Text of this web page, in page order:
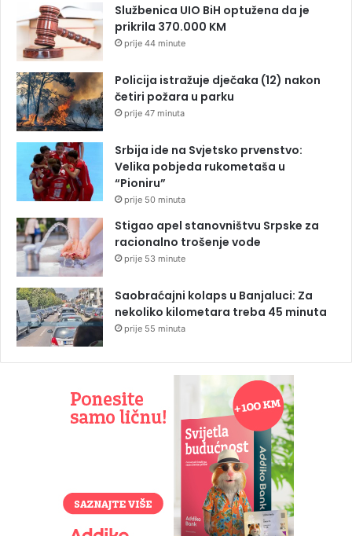
Službenica UIO BiH optužena da je
prikrila 370.000 KM
prije 44 minute
Policija istražuje dječaka (12) nakon
četiri požara u parku
prije 47 minuta
Srbija ide na Svjetsko prvenstvo:
Velika pobjeda rukometaša u
“Pioniru”
prije 50 minuta
Stigao apel stanovništvu Srpske za
racionalno trošenje vode
prije 53 minute
Saobraćajni kolaps u Banjaluci: Za
nekoliko kilometara treba 45 minuta
prije 55 minuta